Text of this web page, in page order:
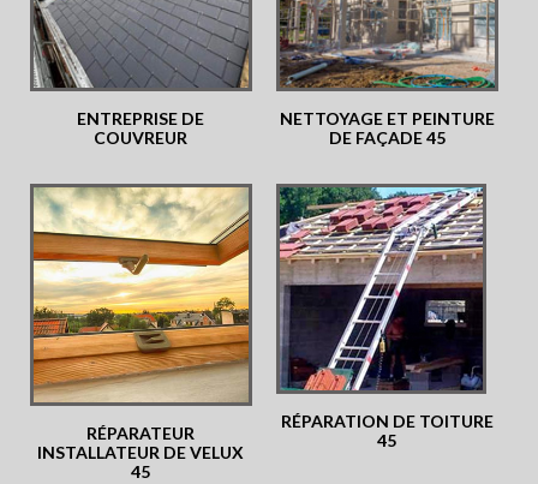
ENTREPRISE DE
COUVREUR
NETTOYAGE ET PEINTURE
DE FAÇADE 45
RÉPARATEUR
INSTALLATEUR DE VELUX
45
RÉPARATION DE TOITURE
45